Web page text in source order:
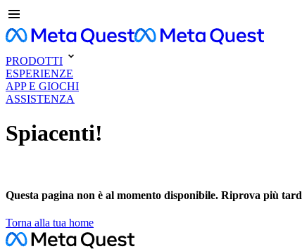
PRODOTTI
ESPERIENZE
APP E GIOCHI
ASSISTENZA
Spiacenti!
Questa pagina non è al momento disponibile. Riprova più
Torna alla tua home